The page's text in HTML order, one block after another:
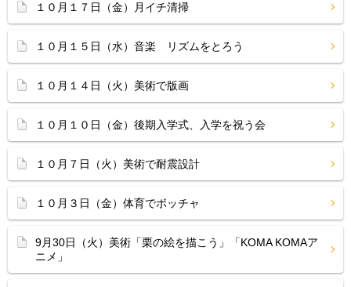
１０月１７日（金）月イチ清掃
１０月１５日（水）音楽 リズムをとろう
１０月１４日（火）美術で版画
１０月１０日（金）後期入学式、入学を祝う会
１０月７日（火）美術で耐震設計
１０月３日（金）体育でボッチャ
9月30日（火）美術「栗の絵を描こう」「KOMA KOMAア
ニメ」